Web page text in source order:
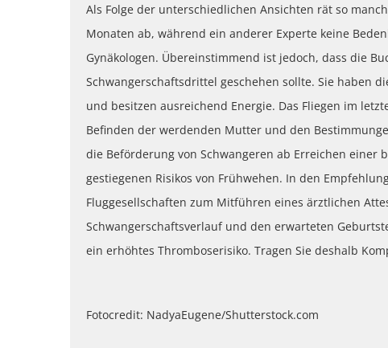
Als Folge der unterschiedlichen Ansichten rät so
Monaten ab, während ein anderer Experte keine
Gynäkologen. Übereinstimmend ist jedoch, dass die
Schwangerschaftsdrittel geschehen sollte. Sie haben
und besitzen ausreichend Energie. Das Fliegen im
Befinden der werdenden Mutter und den
die Beförderung von Schwangeren ab Erreichen einer
gestiegenen Risikos von Frühwehen. In den
Fluggesellschaften zum Mitführen eines ärztlichen
Schwangerschaftsverlauf und den erwarteten
ein erhöhtes Thromboserisiko. Tragen Sie deshalb
Fotocredit: NadyaEugene/Shutterstock.com